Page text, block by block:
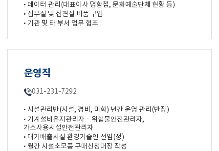
• 데이터 관리(대표이사 명함첩, 문화예술단체 현황 등)
• 집무실 및 접견실 비품 구입
• 기관 및 타 부서 업무 협조
운영직
031-231-7292
• 시설관리반(시설, 경비, 미화) 년간 운영 관리(반장)
• 기계설비유지관리자ㆍ위험물안전관리자,
가스사용시설안전관리자
• 대기배출시설 환경기술인 선임(정)
• 월간 시설소모품 구매신청대장 작성